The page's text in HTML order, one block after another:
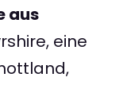
aus
eine